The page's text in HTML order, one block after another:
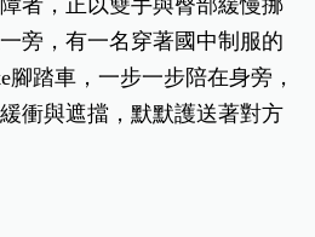
旁，有一名穿著國中制服的
腳踏車，一步一步陪在身旁，
衝與遮擋，默默護送著對方